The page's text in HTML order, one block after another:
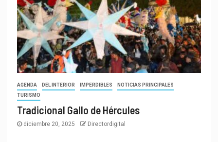
AGENDA DEL INTERIOR IMPERDIBLES
NOTICIAS PRINCIPALES
TURISMO
Tradicional Gallo de Hércules
diciembre 20, 2025 Directordigital